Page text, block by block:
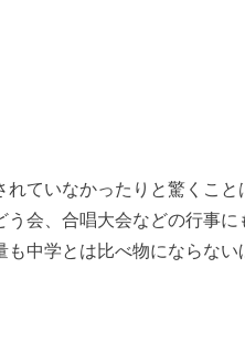
れていなかったりと驚くこと
う会、合唱大会などの行事に
も中学とは比べ物にならない